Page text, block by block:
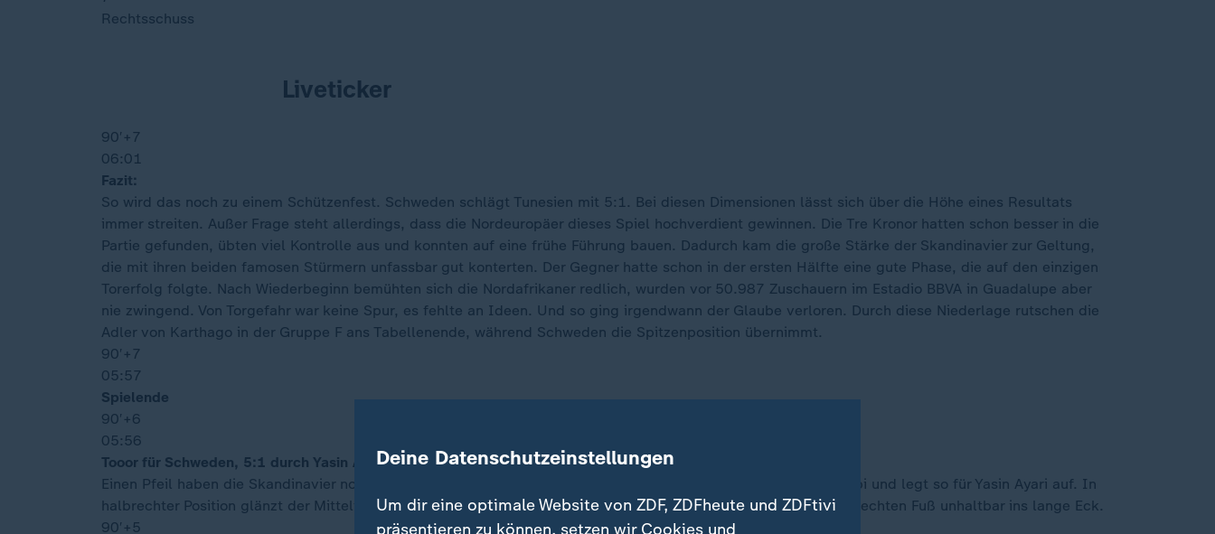
Rechtsschuss
Liveticker
90′ +7
06:01
Fazit:
So wird das noch zu einem Schützenfest. Schweden schlägt Tunesien mit 5:1. Bei diesen Dimensionen lässt sich über die Höhe eines Resultats
immer streiten. Außer Frage steht allerdings, dass die Nordeuropäer dieses Spiel hochverdient gewinnen. Die Tre Kronor hatten schon besser in die
Partie gefunden, übten viel Kontrolle aus und konnten auf eine frühe Führung bauen. Dadurch kam die große Stärke der Skandinavier zur Geltung,
die mit ihren beiden famosen Stürmern unfassbar gut konterten. Der Gegner hatte schon in der ersten Hälfte eine gute Phase, die auf den einzigen
Torerfolg folgte. Nach Wiederbeginn bemühten sich die Nordafrikaner redlich, wurden vor 50.987 Zuschauern im Estadio BBVA in Guadalupe aber
nie zwingend. Von Torgefahr war keine Spur, es fehlte an Ideen. Und so ging irgendwann der Glaube verloren. Durch diese Niederlage rutschen die
Adler von Karthago in der Gruppe F ans Tabellenende, während Schweden die Spitzenposition übernimmt.
90′ +7
05:57
Spielende
90′ +6
05:56
Tooor für Schweden, 5:1 durch Yasin Ayari
Einen Pfeil haben die Skandinavier noch im Köcher. Lucas Bergvall gewinnt den Zweikampf gegen Ismaël Gharbi und legt so für Yasin Ayari auf. In
halbrechter Position glänzt der Mittelfeldspieler nochmals mit seiner Schusstechnik und jagt den Ball mit dem rechten Fuß unhaltbar ins lange Eck.
90′ +5
Deine Datenschutzeinstellungen
Um dir eine optimale Website von ZDF, ZDFheute und ZDFtivi
präsentieren zu können, setzen wir Cookies und